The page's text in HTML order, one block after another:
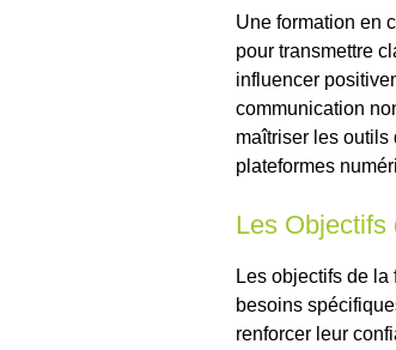
Une formation en
pour transmettre
influencer
communication
maîtriser les outils
plateformes
Les Objectifs
Les objectifs de
besoins
renforcer leur